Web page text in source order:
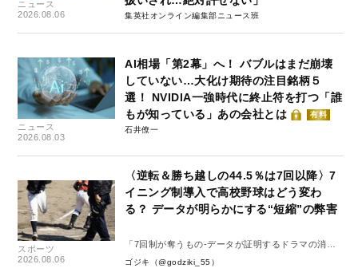
ニュース
2026.08.06
集英社オンライン編集部ニュース班
ニュース
2026.08.03
AI相場「第2幕」へ！ バブルはまだ崩壊
していない…大化け期待の注目銘柄５
選！ NVIDIA一強時代に終止符を打つ「誰
もが知っている」あの会社とは
有料
石井僚一
スポーツ
2026.08.06
〈逆転＆勝ち越しの44.5％は7回以降〉7
イニング制導入で高校野球はどう変わ
る？ データが明らかにする“短縮”の弊害
「7回制が奪うもの-データが証明するドラマの消
失-」
ゴジキ（@godziki_55）